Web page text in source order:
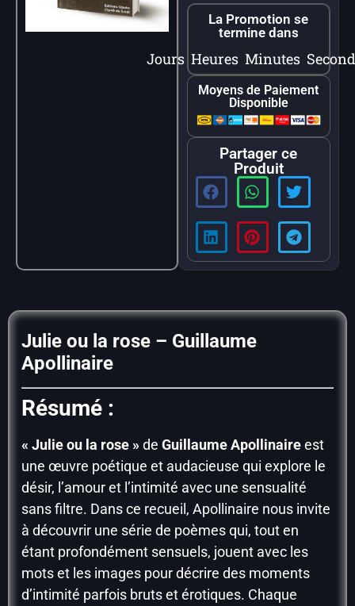
La Promotion se
termine dans
Jours Heures Minutes
Moyens de Paiement
Disponible
Partager ce
Produit
Julie ou la rose – Guillaume
Apollinaire
Résumé :
« Julie ou la rose »de Guillaume Apollinaireest
une œuvre poétique et audacieuse qui explore le
désir, l’amour et l’intimité avec une sensualité
sans filtre. Dans ce recueil, Apollinaire nous invite
à découvrir une série de poèmes qui, tout en
étant profondément sensuels, jouent avec les
mots et les images pour décrire des moments
d’intimité parfois bruts et érotiques. Chaque